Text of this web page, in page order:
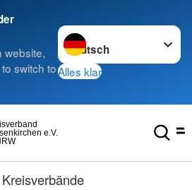
website,
switch to
Sprache wechseln zu
Alles klar
e.V.
Kreisverbände